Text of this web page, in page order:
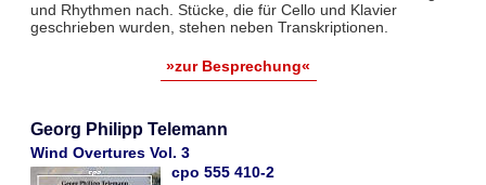
und Rhythmen nach. Stücke, die für Cello und Klavier
geschrieben wurden, stehen neben Transkriptionen.
»zur Besprechung«
Georg Philipp Telemann
Wind Overtures Vol. 3
cpo 555 410-2